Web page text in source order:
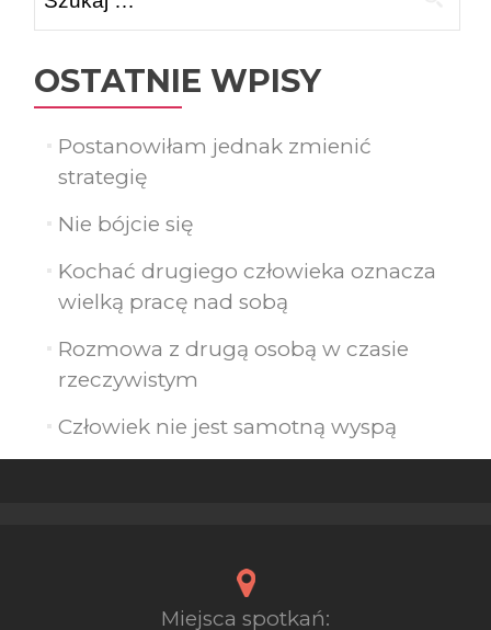
OSTATNIE WPISY
Postanowiłam jednak zmienić
strategię
Nie bójcie się
Kochać drugiego człowieka oznacza
wielką pracę nad sobą
Rozmowa z drugą osobą w czasie
rzeczywistym
Człowiek nie jest samotną wyspą
Miejsca spotkań: